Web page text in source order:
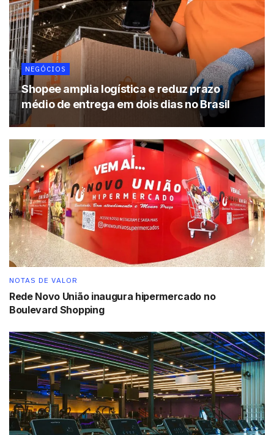
NEGÓCIOS
Shopee amplia logística e reduz prazo
médio de entrega em dois dias no Brasil
NOTAS DE VALOR
Rede Novo União inaugura hipermercado no
Boulevard Shopping